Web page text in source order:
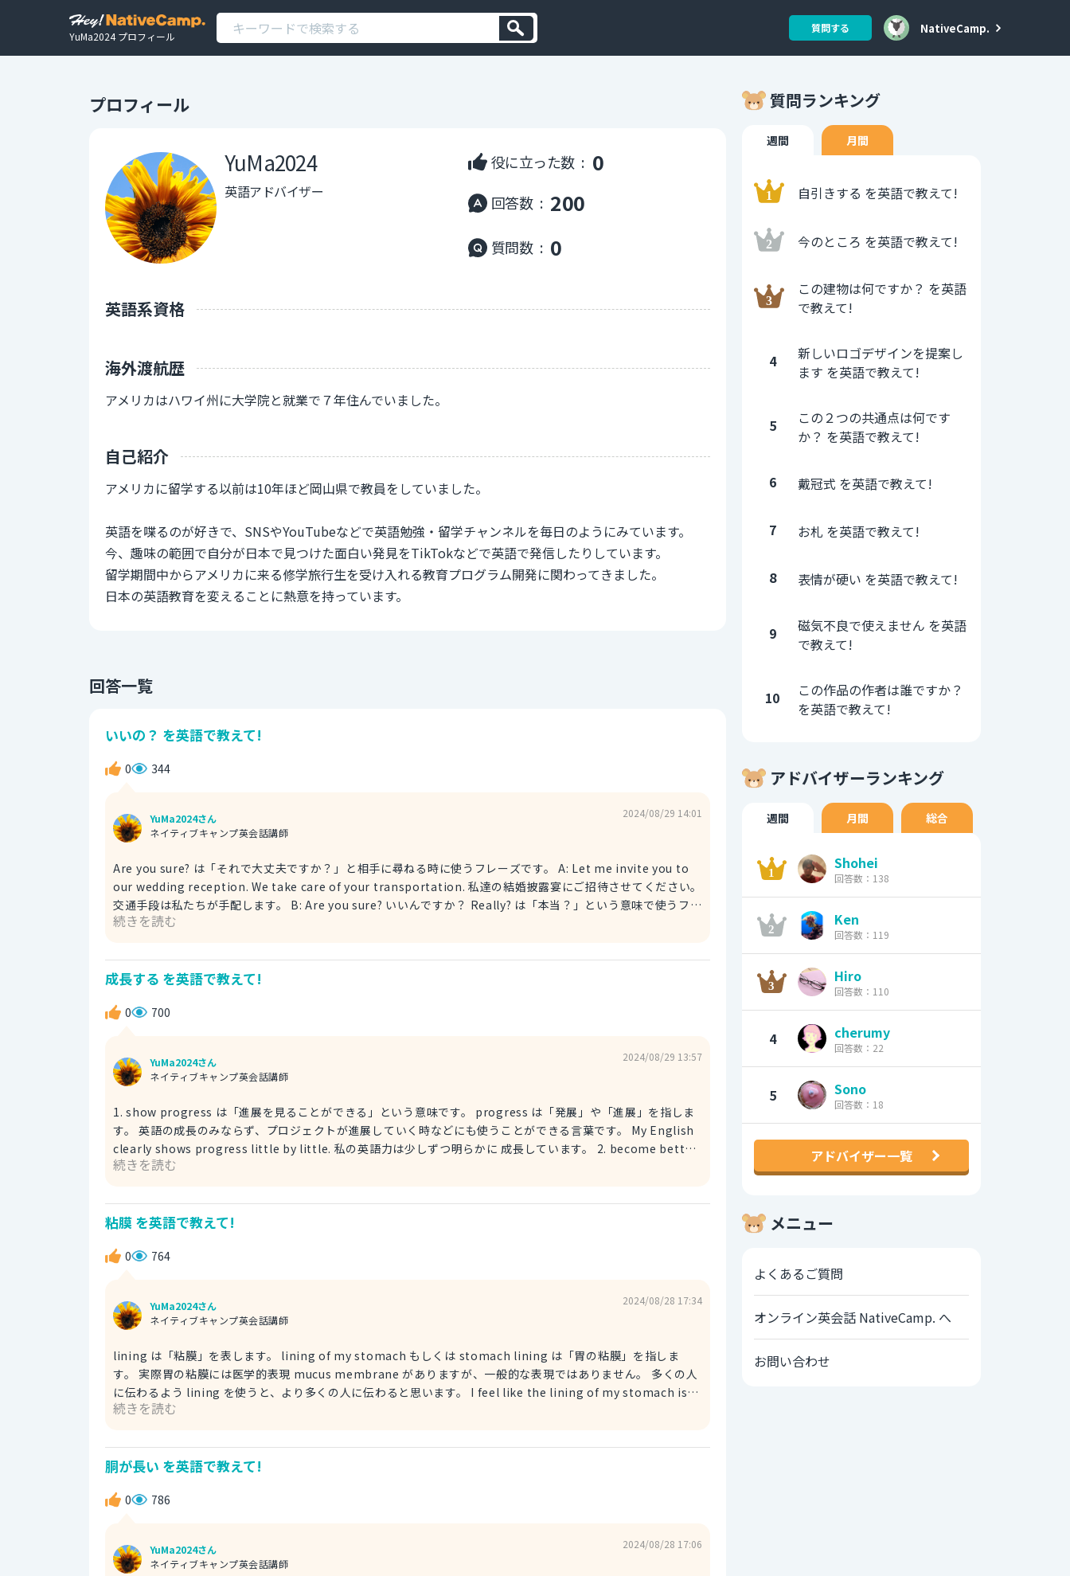
YuMa2024 プロフィール
質問する NativeCamp.
プロフィール
YuMa2024
英語アドバイザー
役に立った数 : 0
回答数 : 200
質問数 : 0
英語系資格
海外渡航歴
アメリカはハワイ州に大学院と就業で７年住んでいました。
自己紹介
アメリカに留学する以前は10年ほど岡山県で教員をしていました。
英語を喋るのが好きで、SNSやYouTubeなどで英語勉強・留学チャンネルを毎日のようにみています。
今、趣味の範囲で自分が日本で見つけた面白い発見をTikTokなどで英語で発信したりしています。
留学期間中からアメリカに来る修学旅行生を受け入れる教育プログラム開発に関わってきました。
日本の英語教育を変えることに熱意を持っています。
回答一覧
いいの？ を英語で教えて!
0 344
YuMa2024さん
ネイティブキャンプ英会話講師
2024/08/29 14:01
Are you sure? は「それで大丈夫ですか？」と相手に尋ねる時に使うフレーズです。 A: Let me invite you to
our wedding reception. We take care of your transportation. 私達の結婚披露宴にご招待させてください。
交通手段は私たちが手配します。 B: Are you sure? いいんですか？ Really? は「本当？」という意味で使うフレ
ーズです。 この場合は、「本当にそれでいいのですか？」というニュアンスで利用します。 A: This dinner is
でください。 B: Really? いいんですか？
続きを読む
成長する を英語で教えて!
0 700
YuMa2024さん
ネイティブキャンプ英会話講師
2024/08/29 13:57
1. show progress は「進展を見ることができる」という意味です。 progress は「発展」や「進展」を指しま
す。 英語の成長のみならず、プロジェクトが進展していく時などにも使うことができる言葉です。 My English
clearly shows progress little by little. 私の英語力は少しずつ明らかに 成長しています。 2. become better
は「（すでにある状態から）良くなる」という意味です。 より良い状態に近づく、というニュアンスで使いま
で、私の英語力はどんどん成長しています。 3. improve は「（状態が）改善する」という意味です。 今ある状
態より更に良くなる、というニュアンスがあります。 My English teacher told me that my English has
続きを読む
粘膜 を英語で教えて!
0 764
YuMa2024さん
ネイティブキャンプ英会話講師
2024/08/28 17:34
lining は「粘膜」を表します。 lining of my stomach もしくは stomach lining は「胃の粘膜」を指しま
す。 実際胃の粘膜には医学的表現 mucus membrane がありますが、一般的な表現ではありません。 多くの人
に伝わるよう lining を使うと、より多くの人に伝わると思います。 I feel like the lining of my stomach is
damaged due to my stress and binge eating. ストレスと暴飲暴食のせいで胃の粘膜が傷ついている気がす
might be damaged because I've been eating too much lately. 最近食べ過ぎているから、胃の粘膜が傷つ
いているのかもしれない。
続きを読む
胴が長い を英語で教えて!
0 786
YuMa2024さん
ネイティブキャンプ英会話講師
2024/08/28 17:06
質問ランキング
週間 月間
自引きする を英語で教えて!
今のところ を英語で教えて!
この建物は何ですか？ を英語
で教えて!
4
新しいロゴデザインを提案し
ます を英語で教えて!
5
この２つの共通点は何です
か？ を英語で教えて!
6 戴冠式 を英語で教えて!
7 お札 を英語で教えて!
8 表情が硬い を英語で教えて!
9
磁気不良で使えません を英語
で教えて!
10
この作品の作者は誰ですか？
を英語で教えて!
アドバイザーランキング
週間 月間 総合
Shohei
回答数：138
Ken
回答数：119
Hiro
回答数：110
4 cherumy
回答数：22
5 Sono
回答数：18
アドバイザー一覧
メニュー
よくあるご質問
オンライン英会話 NativeCamp. へ
お問い合わせ